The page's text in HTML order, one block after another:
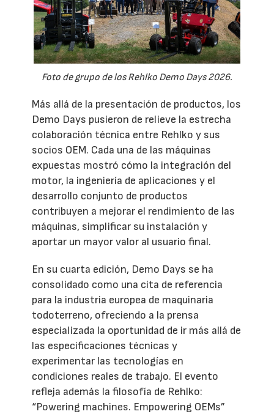
Foto de grupo de los Rehlko Demo Days 2026.
Más allá de la presentación de productos, los
Demo Days pusieron de relieve la estrecha
colaboración técnica entre Rehlko y sus
socios OEM. Cada una de las máquinas
expuestas mostró cómo la integración del
motor, la ingeniería de aplicaciones y el
desarrollo conjunto de productos
contribuyen a mejorar el rendimiento de las
máquinas, simplificar su instalación y
aportar un mayor valor al usuario final.
En su cuarta edición, Demo Days se ha
consolidado como una cita de referencia
para la industria europea de maquinaria
todoterreno, ofreciendo a la prensa
especializada la oportunidad de ir más allá de
las especificaciones técnicas y
experimentar las tecnologías en
condiciones reales de trabajo. El evento
refleja además la filosofía de Rehlko:
“Powering machines. Empowering OEMs”